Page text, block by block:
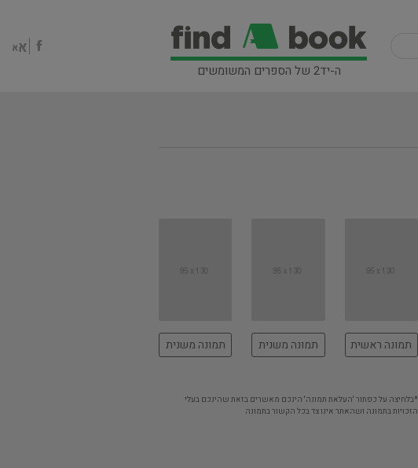
ה-יד2 של הספרים המשומשים
תמונה ראשית תמונה משנית תמונה משנית
*בלחיצה על כפתור 'העלאת תמונה' הינכם מאשרים בזאת שהינכם בעלי
הזכויות בתמונה ושהאתר אינו צד בכל הקשור בתמונה